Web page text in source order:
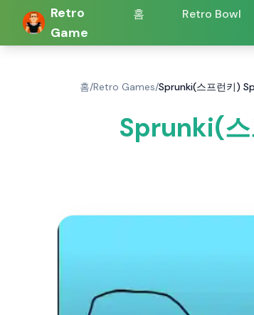
Retro
Game
홈 Retro Bowl
홈/Retro Games/Sprunki(스프런키)
Sprunki(